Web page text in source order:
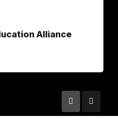
Alliance